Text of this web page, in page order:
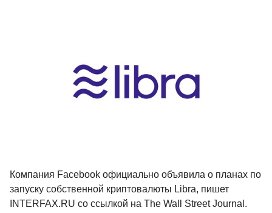
Компания Facebook официально объявила о планах по
запуску собственной криптовалюты Libra, пишет
INTERFAX.RU со ссылкой на The Wall Street Journal.